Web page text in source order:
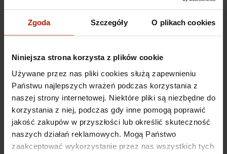
Zgoda Szczegóły O plikach cookies
Niniejsza strona korzysta z plików cookie
Używane przez nas pliki cookies służą zapewnieniu
Państwu najlepszych wrażeń podczas korzystania z
naszej strony internetowej. Niektóre pliki są niezbędne do
korzystania z niej, podczas gdy inne pomogą poprawić
jakość zakupów w przyszłości lub określić skuteczność
naszych działań reklamowych. Mogą Państwo
zaakceptować wykorzystanie przez nas wszystkich tych
Józef Wilkoń - Notes kwadratowy "Blues Nosorożca"
89,00 zł